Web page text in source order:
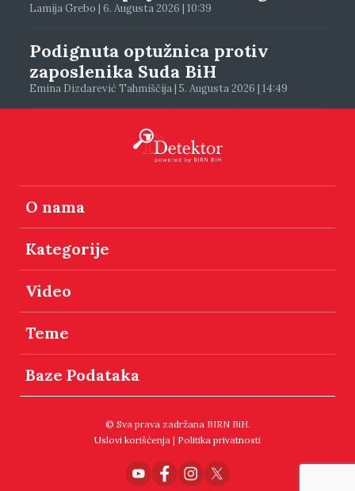
Lamija Grebo | 6. Augusta 2026 | 10:39
Podignuta optužnica protiv
zaposlenika Suda BiH
Emina Dizdarević Tahmiščija | 5. Augusta 2026 | 14:49
O nama
Kategorije
Video
Teme
Baze Podataka
© Sva prava zadržana BIRN BiH.
Uslovi korišćenja | Politika privatnosti